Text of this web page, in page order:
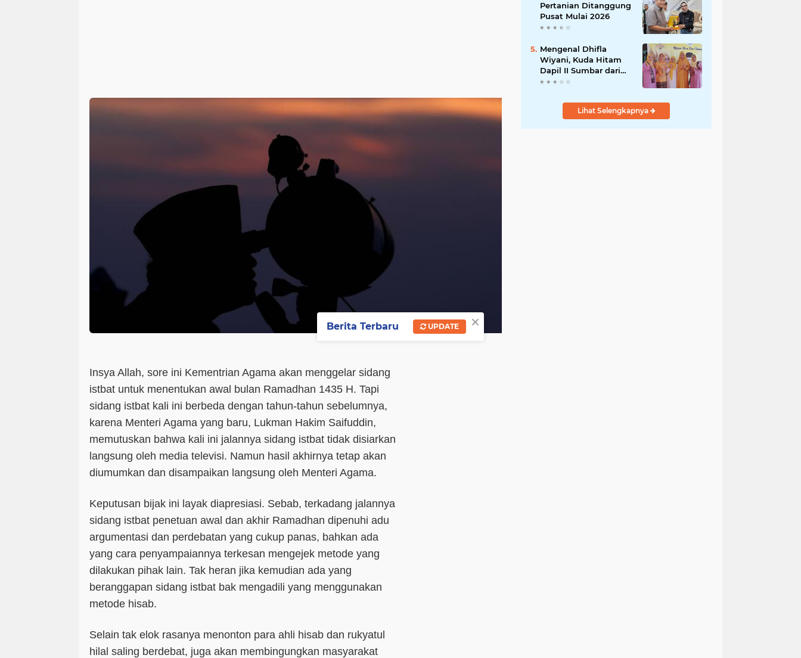
Insya Allah, sore ini Kementrian Agama akan menggelar sidang
istbat untuk menentukan awal bulan Ramadhan 1435 H. Tapi
sidang istbat kali ini berbeda dengan tahun-tahun sebelumnya,
karena Menteri Agama yang baru, Lukman Hakim Saifuddin,
memutuskan bahwa kali ini jalannya sidang istbat tidak disiarkan
langsung oleh media televisi. Namun hasil akhirnya tetap akan
diumumkan dan disampaikan langsung oleh Menteri Agama.
Keputusan bijak ini layak diapresiasi. Sebab, terkadang jalannya
sidang istbat penetuan awal dan akhir Ramadhan dipenuhi adu
argumentasi dan perdebatan yang cukup panas, bahkan ada
yang cara penyampaiannya terkesan mengejek metode yang
dilakukan pihak lain. Tak heran jika kemudian ada yang
beranggapan sidang istbat bak mengadili yang menggunakan
metode hisab.
Selain tak elok rasanya menonton para ahli hisab dan rukyatul
hilal saling berdebat, juga akan membingungkan masyarakat
Pertanian Ditanggung
Pusat Mulai 2026
Mengenal Dhifla
Wiyani, Kuda Hitam
Dapil II Sumbar dari
Golkar
Lihat Selengkapnya
×
Berita Terbaru UPDATE